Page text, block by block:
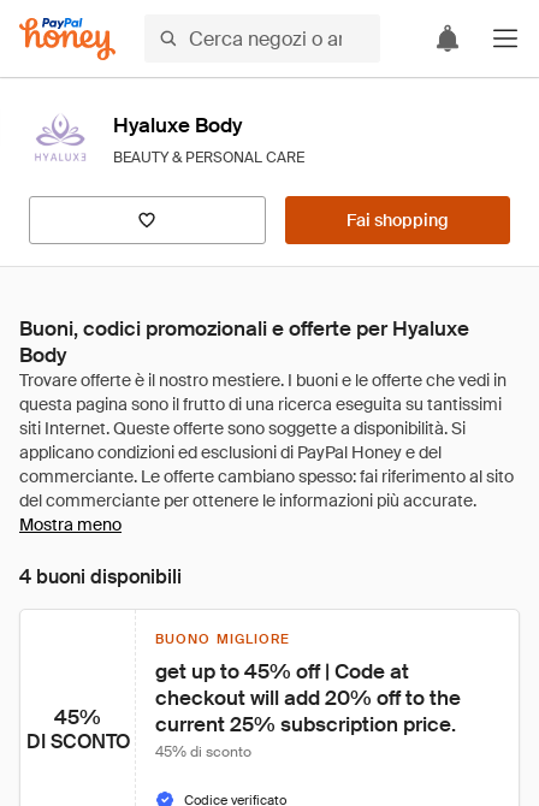
Hyaluxe Body
BEAUTY & PERSONAL CARE
Fai shopping
Buoni, codici promozionali e offerte per Hyaluxe
Body
Mostra meno
4 buoni disponibili
45%
DI SCONTO
BUONO MIGLIORE
get up to 45% off | Code at
checkout will add 20% off to the
current 25% subscription price.
45% di sconto
Codice verificato